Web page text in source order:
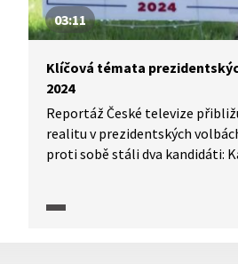
03:11
Klíčová témata
2024
Reportáž České televize
realitu v prezidentských
proti sobě stáli dva kandidáti:
rozhodující. Například